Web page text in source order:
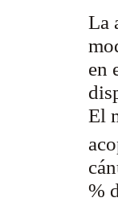
La
en
El
%